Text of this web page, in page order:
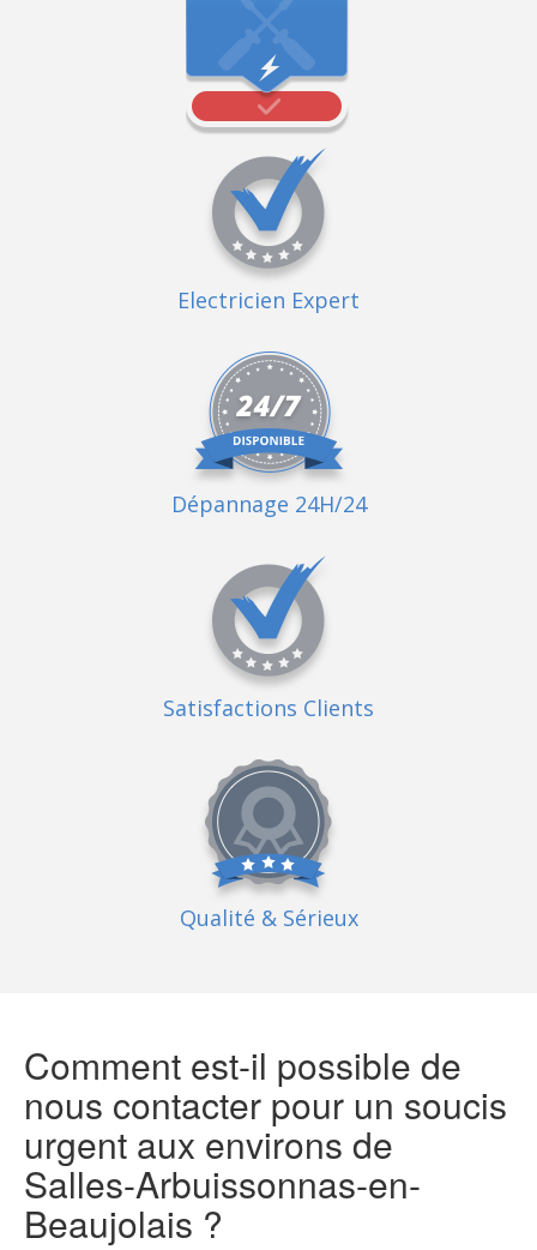
Electricien Expert
Dépannage 24H/24
Satisfactions Clients
Qualité & Sérieux
Comment est-il possible de
nous contacter pour un soucis
urgent aux environs de
Salles-Arbuissonnas-en-
Beaujolais ?